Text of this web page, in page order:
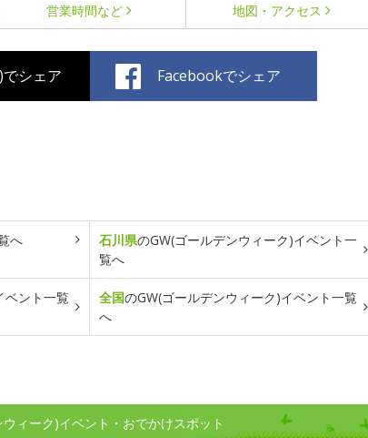
営業時間など 地図・アクセス
シェア Facebookでシェア
へ 石川県のGW(ゴールデンウィーク)イベント一
覧へ
ベント一覧
全国のGW(ゴールデンウィーク)イベント一覧
へ
ィーク)イベント・おでかけスポット